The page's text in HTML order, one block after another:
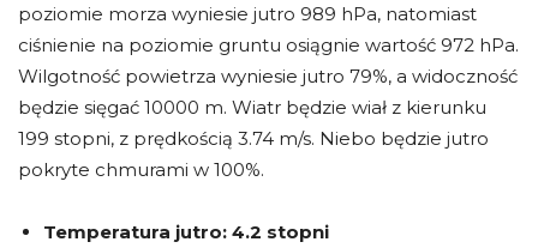
poziomie morza wyniesie jutro 989 hPa, natomiast
ciśnienie na poziomie gruntu osiągnie wartość 972 hPa.
Wilgotność powietrza wyniesie jutro 79%, a widoczność
będzie sięgać 10000 m. Wiatr będzie wiał z kierunku
199 stopni, z prędkością 3.74 m/s. Niebo będzie jutro
pokryte chmurami w 100%.
Temperatura jutro: 4.2 stopni